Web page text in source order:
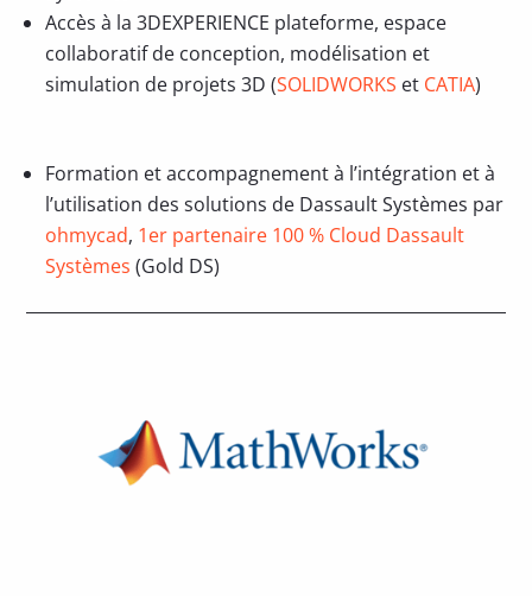
Accès à la 3DEXPERIENCE plateforme, espace
collaboratif de conception, modélisation et
simulation de projets 3D (SOLIDWORKS et CATIA)
Formation et accompagnement à l’intégration et à
l’utilisation des solutions de Dassault Systèmes par
ohmycad, 1er partenaire 100 % Cloud Dassault
Systèmes (Gold DS)